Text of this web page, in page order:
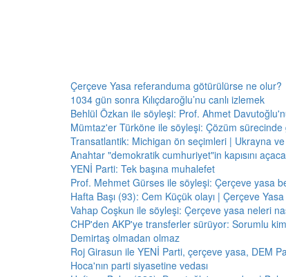
Çerçeve Yasa referanduma götürülürse ne olur?
1034 gün sonra Kılıçdaroğlu’nu canlı izlemek
Behlül Özkan ile söyleşi: Prof. Ahmet
Mümtaz'er Türköne ile söyleşi: Çözüm
Transatlantik: Michigan ön seçimleri | Ukrayna
Anahtar "demokratik cumhuriyet"in kapısını
YENİ Parti: Tek başına muhalefet
Prof. Mehmet Gürses ile söyleşi: Çerçeve yasa
Hafta Başı (93): Cem Küçük olayı | Çerçeve
Vahap Coşkun ile söyleşi: Çerçeve yasa neleri
CHP'den AKP'ye transferler sürüyor: Sorumlu
Demirtaş olmadan olmaz
Roj Girasun ile YENİ Parti, çerçeve yasa, DEM
Hoca'nın parti siyasetine vedası